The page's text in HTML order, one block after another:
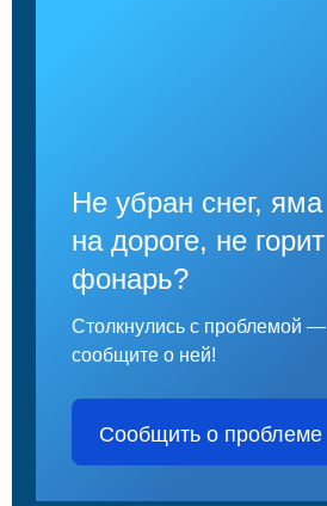
Не убран снег, яма
на дороге, не горит
фонарь?
Столкнулись с проблемой —
сообщите о ней!
Сообщить о проблеме